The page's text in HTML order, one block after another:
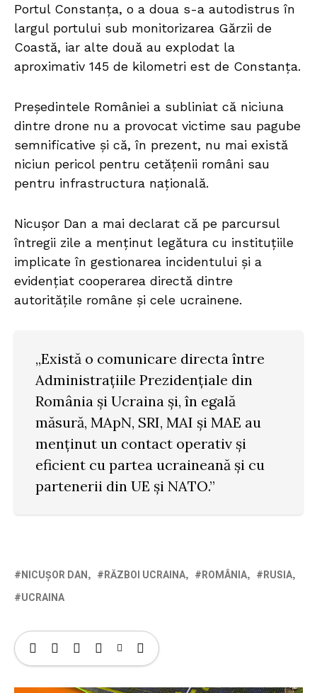
Portul Constanța, o a doua s-a autodistrus în
largul portului sub monitorizarea Gărzii de
Coastă, iar alte două au explodat la
aproximativ 145 de kilometri est de Constanța.
Președintele României a subliniat că niciuna
dintre drone nu a provocat victime sau pagube
semnificative și că, în prezent, nu mai există
niciun pericol pentru cetățenii români sau
pentru infrastructura națională.
Nicușor Dan a mai declarat că pe parcursul
întregii zile a menținut legătura cu instituțiile
implicate în gestionarea incidentului și a
evidențiat cooperarea directă dintre
autoritățile române și cele ucrainene.
„Există o comunicare directa între
Administrațiile Prezidențiale din
România și Ucraina și, în egală
măsură, MApN, SRI, MAI și MAE au
menținut un contact operativ și
eficient cu partea ucraineană și cu
partenerii din UE și NATO.”
NICUȘOR DAN RĂZBOI UCRAINA ROMÂNIA
RUSIA
UCRAINA